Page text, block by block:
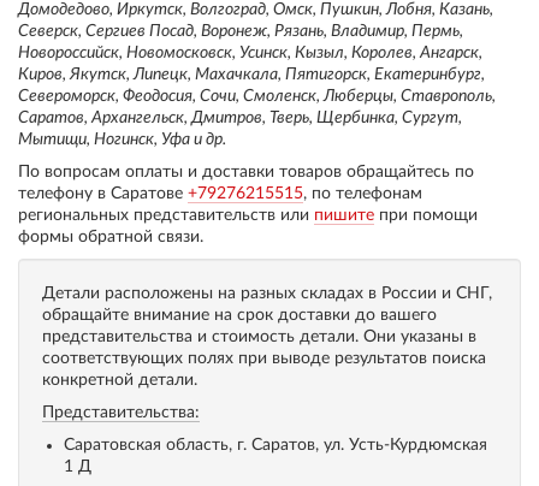
Домодедово, Иркутск, Волгоград, Омск, Пушкин, Лобня, Казань,
Северск, Сергиев Посад, Воронеж, Рязань, Владимир, Пермь,
Новороссийск, Новомосковск, Усинск, Кызыл, Королев, Ангарск,
Киров, Якутск, Липецк, Махачкала, Пятигорск, Екатеринбург,
Североморск, Феодосия, Сочи, Смоленск, Люберцы, Ставрополь,
Саратов, Архангельск, Дмитров, Тверь, Щербинка, Сургут,
Мытищи, Ногинск, Уфа и др.
По вопросам оплаты и доставки товаров обращайтесь по
телефону в Саратове +79276215515, по телефонам
региональных представительств или пишите при помощи
формы обратной связи.
Детали расположены на разных складах в России и СНГ,
обращайте внимание на срок доставки до вашего
представительства и стоимость детали. Они указаны в
соответствующих полях при выводе результатов поиска
конкретной детали.
Представительства:
Саратовская область, г. Саратов, ул. Усть-Курдюмская
1 Д